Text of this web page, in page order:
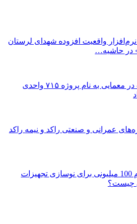
واقعیت افزوده شهدای لرستان
در حاشیه…
چشم انتظاری ملت در معمایی به نام پروژه ۷۱۵ واحدی
عمرانی و صنعتی راکد و نیمه راکد
ماجرای پرداخت وام 100 میلیونی برای نوسازی تجهیزات
چیست؟